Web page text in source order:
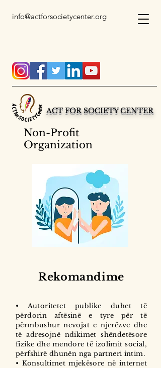
info@actforsocietycenter.org
ACT FOR SOCIETY CENTER
Non-Profit
Organization
Rekomandime
• Autoritetet publike duhet të
përdorin aftësinë e tyre për të
përmbushur nevojat e njerëzve dhe
të adresojnë ndikimet shëndetësore
fizike dhe mendore të izolimit social,
përfshirë dhunën nga partneri intim.
• Konsultimet mjekësore në internet